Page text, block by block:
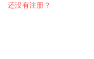
还没有注册？